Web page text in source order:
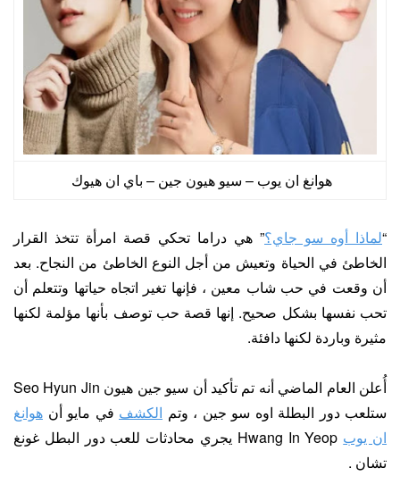
هوانغ ان يوب – سيو هيون جين – باي ان هيوك
“لماذا أوه سو جاي؟” هي دراما تحكي قصة امرأة تتخذ القرار
الخاطئ في الحياة وتعيش من أجل النوع الخاطئ من النجاح. بعد
أن وقعت في حب شاب معين ، فإنها تغير اتجاه حياتها وتتعلم أن
تحب نفسها بشكل صحيح. إنها قصة حب توصف بأنها مؤلمة لكنها
مثيرة وباردة لكنها دافئة.
أُعلن العام الماضي أنه تم تأكيد أن سيو جين هيون Seo Hyun Jin
ستلعب دور البطلة اوه سو جين ، وتم الكشف في مايو أن هوانغ
ان يوب
Hwang In Yeop يجري محادثات للعب دور البطل غونغ
تشان .